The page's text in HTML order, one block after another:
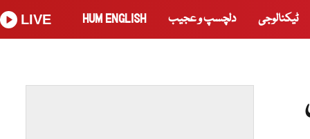
ٹیکنالوجی دلچسپ و عجیب HUM ENGLISH
LIVE